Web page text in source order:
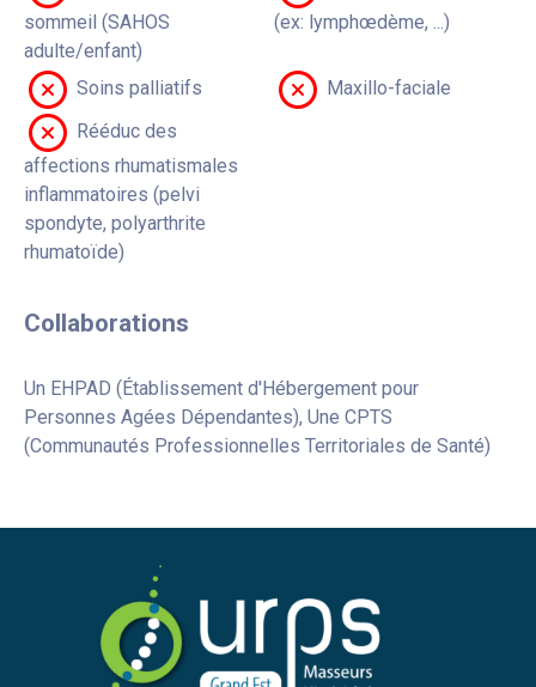
sommeil (SAHOS
adulte/enfant)
(ex: lymphœdème, ...)
Soins palliatifs
Maxillo-faciale
Rééduc des
affections rhumatismales
inflammatoires (pelvi
spondyte, polyarthrite
rhumatoïde)
Collaborations
Un EHPAD (Établissement d'Hébergement pour
Personnes Agées Dépendantes), Une CPTS
(Communautés Professionnelles Territoriales de Santé)